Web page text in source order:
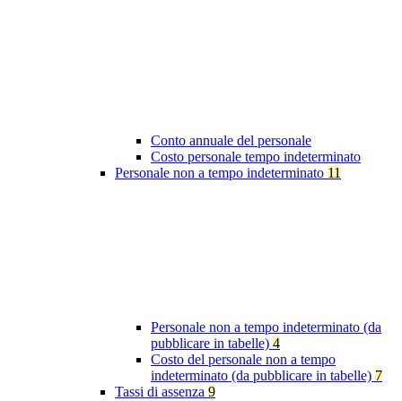
Conto annuale del personale
Costo personale tempo indeterminato
Personale non a tempo indeterminato 11
Personale non a tempo indeterminato (da
pubblicare in tabelle) 4
Costo del personale non a tempo
indeterminato (da pubblicare in tabelle) 7
Tassi di assenza 9